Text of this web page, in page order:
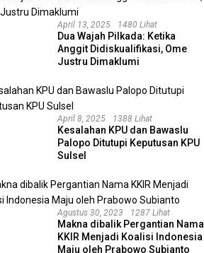
April 13, 2025 1480 Lihat
Dua Wajah Pilkada: Ketika
Anggit Didiskualifikasi, Ome
Justru Dimaklumi
April 8, 2025 1388 Lihat
Kesalahan KPU dan Bawaslu
Palopo Ditutupi Keputusan KPU
Sulsel
Agustus 30, 2023 1287 Lihat
Makna dibalik Pergantian Nama
KKIR Menjadi Koalisi Indonesia
Maju oleh Prabowo Subianto